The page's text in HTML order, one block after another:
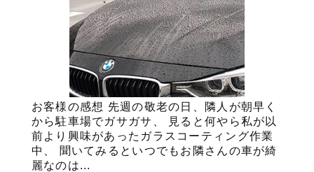
お客様の感想 先週の敬老の日、隣人が朝早く
から駐車場でガサガサ、 見ると何やら私が以
前より興味があったガラスコーティング作業
中、 聞いてみるといつでもお隣さんの車が綺
麗なのは...